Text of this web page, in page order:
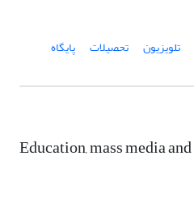
تلویزیون تحصیلات پایگاه
Education, mass media